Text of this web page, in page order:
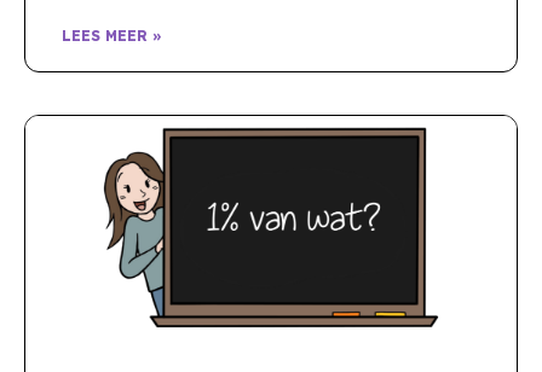
LEES MEER »